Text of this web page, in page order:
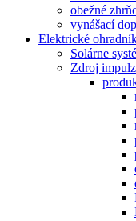
obežné
vynášací
Elektrické
Solárne
Zdroj